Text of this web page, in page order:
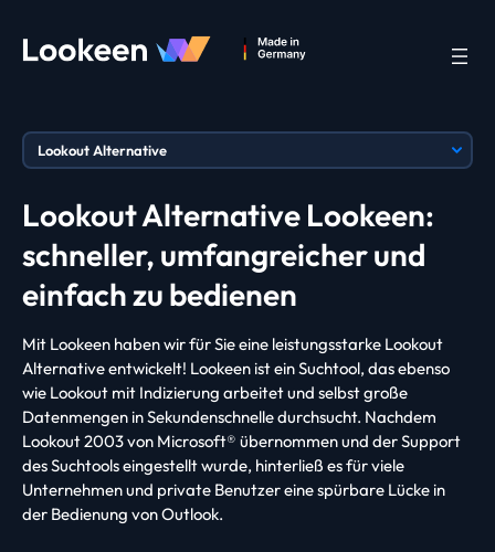
Lookout Alternative Lookeen:
schneller, umfangreicher und
einfach zu bedienen
Mit Lookeen haben wir für Sie eine leistungsstarke Lookout
Alternative entwickelt! Lookeen ist ein Suchtool, das ebenso
wie Lookout mit Indizierung arbeitet und selbst große
Datenmengen in Sekundenschnelle durchsucht. Nachdem
Lookout 2003 von Microsoft® übernommen und der Support
des Suchtools eingestellt wurde, hinterließ es für viele
Unternehmen und private Benutzer eine spürbare Lücke in
der Bedienung von Outlook.